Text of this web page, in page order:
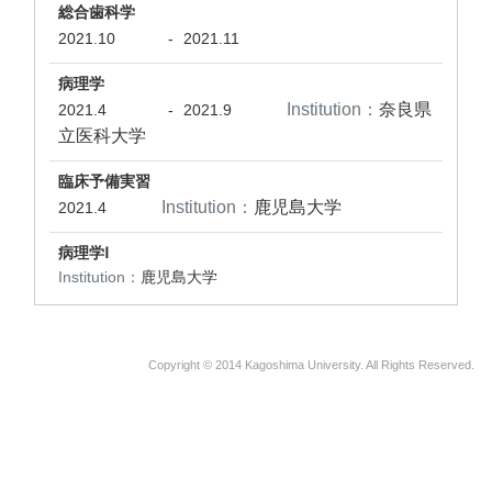
総合歯科学
2021.10
- 2021.11
病理学
2021.4
- 2021.9 Institution： 奈良県
立医科大学
臨床予備実習
2021.4
Institution： 鹿児島大学
病理学Ⅰ
Institution： 鹿児島大学
Copyright © 2014 Kagoshima University. All Rights Reserved.